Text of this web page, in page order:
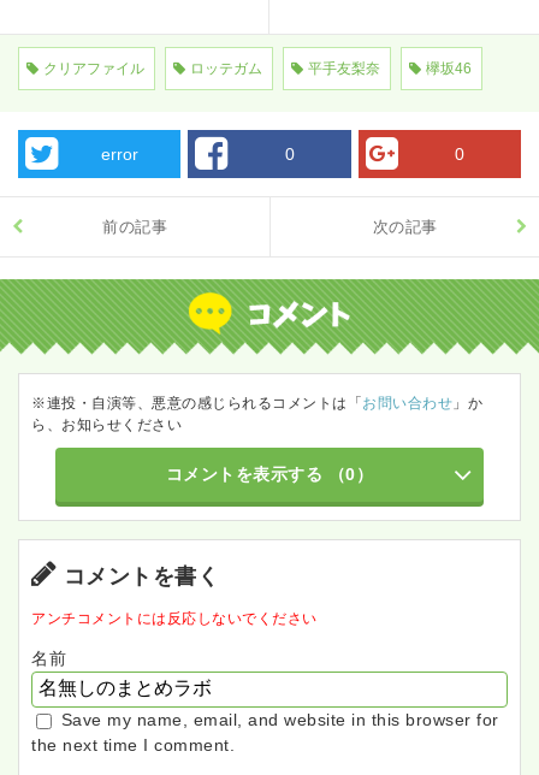
クリアファイル ロッテガム 平手友梨奈 欅坂46
error 0 0
前の記事 次の記事
※連投・自演等、悪意の感じられるコメントは「お問い合わせ 」か
ら、お知らせください
コメントを表示する （0）
コメントを書く
アンチコメントには反応しないでください
名前
Save my name, email, and website in this browser for
the next time I comment.